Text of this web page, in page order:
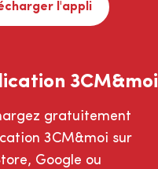
l'appli
3CM&moi
gratuitement
3CM&moi sur
Google ou